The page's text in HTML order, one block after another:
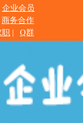
企业会员
商务合作
职 | Q群